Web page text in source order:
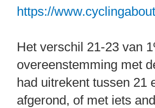
https://
Het verschil 21-23 van
overeenstemming met
had uitrekent tussen 21
afgerond, of met iets